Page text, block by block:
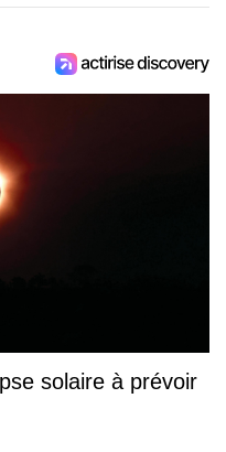
solaire à prévoir